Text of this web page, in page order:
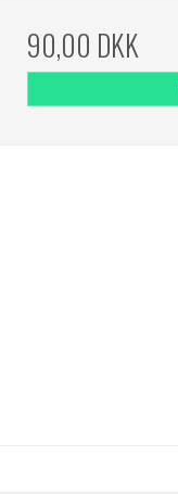
90,00 DKK